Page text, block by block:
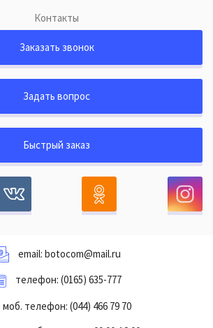
Контакты
Заказать звонок
Задать вопрос
Быстрый заказ
email: botocom@mail.ru
телефон: (0165) 635-777
моб. телефон: (044) 466 79 70